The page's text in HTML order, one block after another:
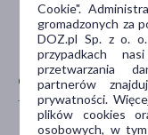
CECHY PRODUKTU
Cookie".
gromadzonych za
DOZ.pl Sp. z o.
przypadkach
przetwarzania
partnerów
prywatności.
plików cookies
osobowych, w